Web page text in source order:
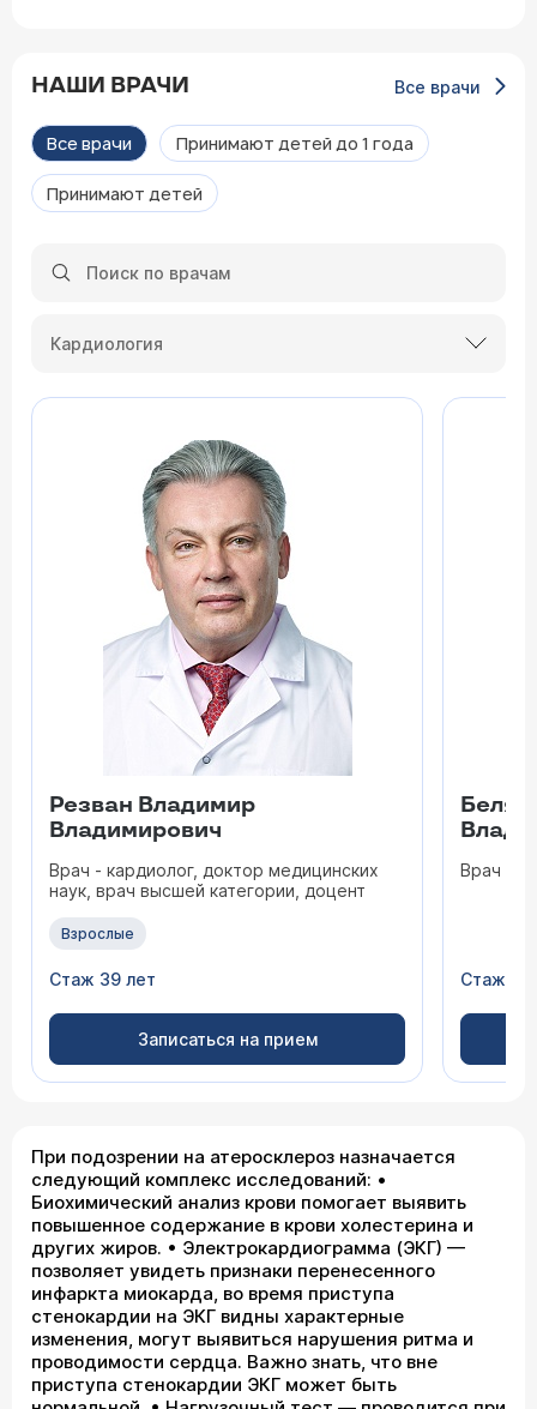
НАШИ ВРАЧИ Все врачи
Все врачи Принимают детей до 1 года
Принимают детей
Кардиология
Резван Владимир
Владимирович
Врач - кардиолог, доктор медицинских
наук, врач высшей категории, доцент
Взрослые
Стаж 39 лет
Записаться на прием
Врач -
Стаж 34
При подозрении на атеросклероз назначается
следующий комплекс исследований: •
Биохимический анализ крови помогает выявить
повышенное содержание в крови холестерина и
других жиров. • Электрокардиограмма (ЭКГ) —
позволяет увидеть признаки перенесенного
инфаркта миокарда, во время приступа
стенокардии на ЭКГ видны характерные
изменения, могут выявиться нарушения ритма и
проводимости сердца. Важно знать, что вне
приступа стенокардии ЭКГ может быть